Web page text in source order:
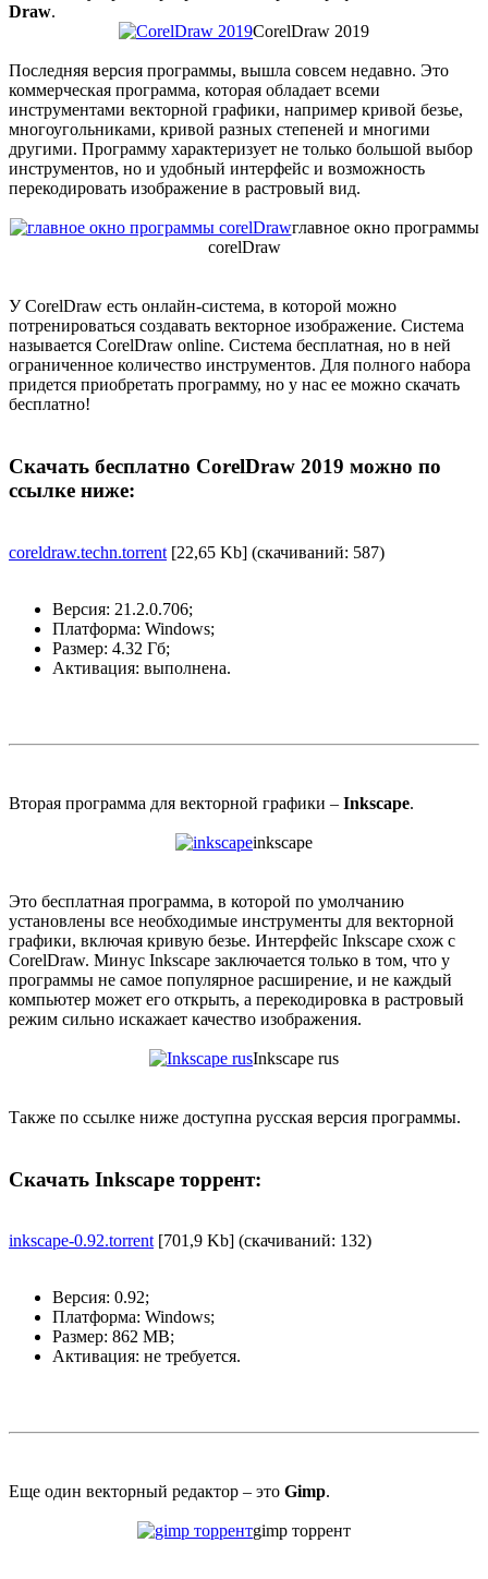
Draw.
CorelDraw 2019
Последняя версия программы, вышла совсем недавно. Это
коммерческая программа, которая обладает всеми
инструментами векторной графики, например кривой безье,
многоугольниками, кривой разных степеней и многими
другими. Программу характеризует не только большой выбор
инструментов, но и удобный интерфейс и возможность
перекодировать изображение в растровый вид.
главное окно программы
corelDraw
У CorelDraw есть онлайн-система, в которой можно
потренироваться создавать векторное изображение. Система
называется CorelDraw online. Система бесплатная, но в ней
ограниченное количество инструментов. Для полного набора
придется приобретать программу, но у нас ее можно скачать
бесплатно!
Скачать бесплатно CorelDraw 2019 можно по
ссылке ниже:
coreldraw.techn.torrent [22,65 Kb] (cкачиваний: 587)
Версия: 21.2.0.706;
Платформа: Windows;
Размер: 4.32 Гб;
Активация: выполнена.
Вторая программа для векторной графики – Inkscape.
inkscape
Это бесплатная программа, в которой по умолчанию
установлены все необходимые инструменты для векторной
графики, включая кривую безье. Интерфейс Inkscape схож с
CorelDraw. Минус Inkscape заключается только в том, что у
программы не самое популярное расширение, и не каждый
компьютер может его открыть, а перекодировка в растровый
режим сильно искажает качество изображения.
Inkscape rus
Также по ссылке ниже доступна русская версия программы.
Скачать Inkscape торрент:
inkscape-0.92.torrent [701,9 Kb] (cкачиваний: 132)
Версия: 0.92;
Платформа: Windows;
Размер: 862 MB;
Активация: не требуется.
Еще один векторный редактор – это Gimp.
gimp торрент